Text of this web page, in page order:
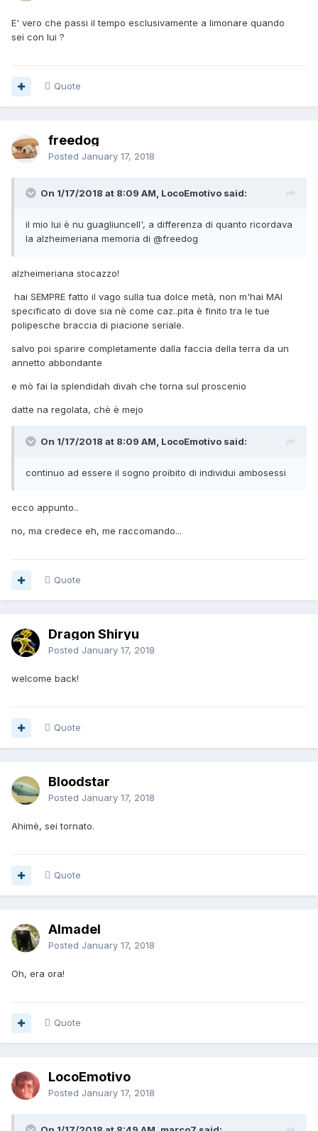
E' vero che passi il tempo esclusivamente a limonare quando
sei con lui ?
Quote
freedog
Posted January 17, 2018
On 1/17/2018 at 8:09 AM, LocoEmotivo said:
il mio lui è nu guagliuncell', a differenza di quanto ricordava
la alzheimeriana memoria di @freedog
alzheimeriana stocazzo!
hai SEMPRE fatto il vago sulla tua dolce metà, non m'hai MAI
specificato di dove sia nè come caz..pita è finito tra le tue
polipesche braccia di piacione seriale.
salvo poi sparire completamente dalla faccia della terra da un
annetto abbondante
e mò fai la splendidah divah che torna sul proscenio
datte na regolata, chè è mejo
On 1/17/2018 at 8:09 AM, LocoEmotivo said:
continuo ad essere il sogno proibito di individui ambosessi
ecco appunto..
no, ma credece eh, me raccomando...
Quote
Dragon Shiryu
Posted January 17, 2018
welcome back!
Quote
Bloodstar
Posted January 17, 2018
Ahimè, sei tornato.
Quote
Almadel
Posted January 17, 2018
Oh, era ora!
Quote
LocoEmotivo
Posted January 17, 2018